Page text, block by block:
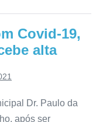
Covid-19,
alta
Dr. Paulo da
após ser